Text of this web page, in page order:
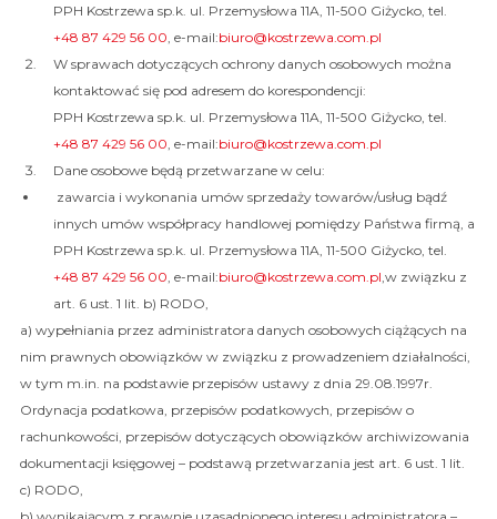
PPH Kostrzewa sp.k. ul. Przemysłowa 11A, 11-500 Giżycko, tel.
+48 87 429 56 00 , e-mail:biuro@kostrzewa.com.pl
W sprawach dotyczących ochrony danych osobowych można
kontaktować się pod adresem do korespondencji:
PPH Kostrzewa sp.k. ul. Przemysłowa 11A, 11-500 Giżycko, tel.
+48 87 429 56 00 , e-mail:biuro@kostrzewa.com.pl
Dane osobowe będą przetwarzane w celu:
zawarcia i wykonania umów sprzedaży towarów/usług bądź
innych umów współpracy handlowej pomiędzy Państwa firmą, a
PPH Kostrzewa sp.k. ul. Przemysłowa 11A, 11-500 Giżycko, tel.
+48 87 429 56 00 , e-mail:biuro@kostrzewa.com.pl ,w związku z
art. 6 ust. 1 lit. b) RODO,
a) wypełniania przez administratora danych osobowych ciążących na
nim prawnych obowiązków w związku z prowadzeniem działalności,
w tym m.in. na podstawie przepisów ustawy z dnia 29.08.1997r.
Ordynacja podatkowa, przepisów podatkowych, przepisów o
rachunkowości, przepisów dotyczących obowiązków archiwizowania
dokumentacji księgowej – podstawą przetwarzania jest art. 6 ust. 1 lit.
c) RODO,